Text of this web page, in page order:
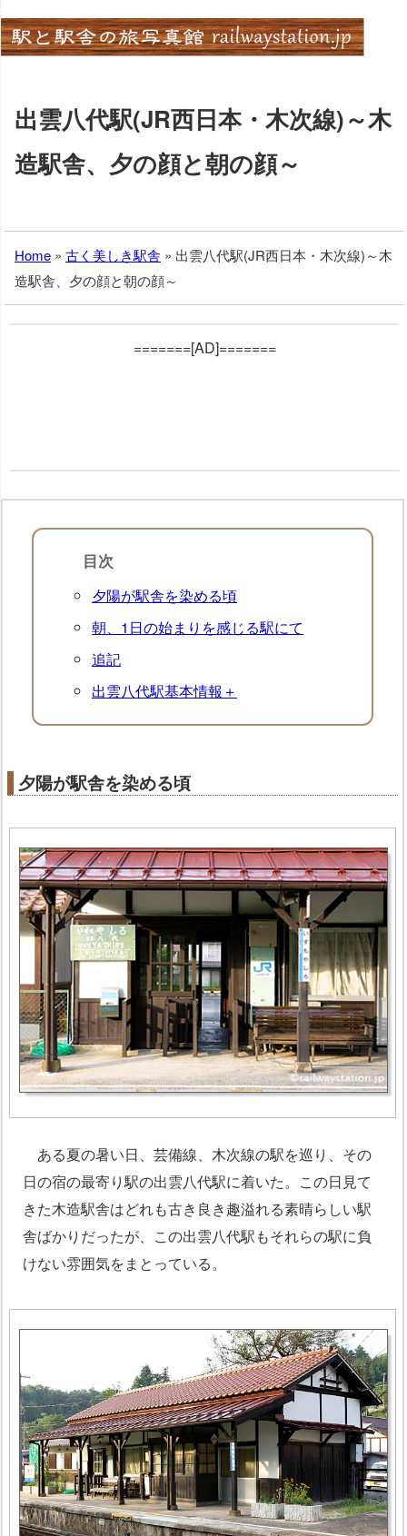
Skip
to
content
出雲八代駅(JR西日本・木次線)～木
造駅舎、夕の顔と朝の顔～
Home » 古く美しき駅舎 » 出雲八代駅(JR西日本・木次線)～木
造駅舎、夕の顔と朝の顔～
=======[AD]=======
目次
夕陽が駅舎を染める頃
朝、1日の始まりを感じる駅にて
追記
出雲八代駅基本情報＋
夕陽が駅舎を染める頃
ある夏の暑い日、芸備線、木次線の駅を巡り、その
日の宿の最寄り駅の出雲八代駅に着いた。この日見て
きた木造駅舎はどれも古き良き趣溢れる素晴らしい駅
舎ばかりだったが、この出雲八代駅もそれらの駅に負
けない雰囲気をまとっている。